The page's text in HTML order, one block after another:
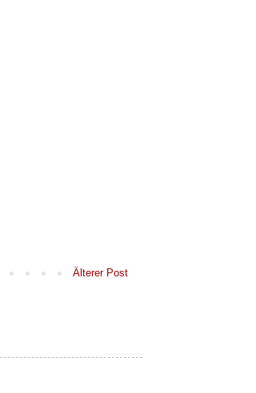
Älterer Post